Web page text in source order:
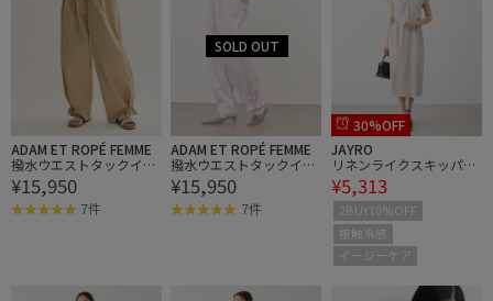
ADAM ET ROPÉ FEMME
撥水ウエストタックイー
ジーパンツ
¥15,950
7件
ADAM ET ROPÉ FEMME
撥水ウエストタックイー
ジーパンツ
¥15,950
7件
30%OFF
JAYRO
リネンライクスキッパー
ワンピース
¥5,313
2BUY10%OFF
接触冷感
イージーケア